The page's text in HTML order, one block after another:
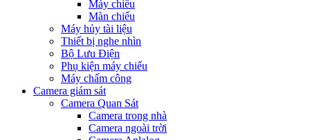
Máy chiếu
Màn chiếu
Máy hủy tài liệu
Thiết bị nghe nhìn
Bộ Lưu Điện
Phụ kiện máy chiếu
Máy chấm công
Camera giám sát
Camera Quan Sát
Camera trong nhà
Camera ngoài trời